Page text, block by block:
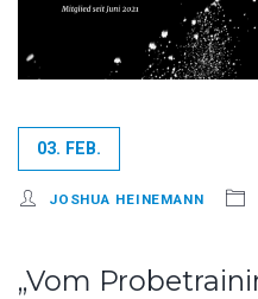
03. FEB.
JOSHUA HEINEMANN
„Vom